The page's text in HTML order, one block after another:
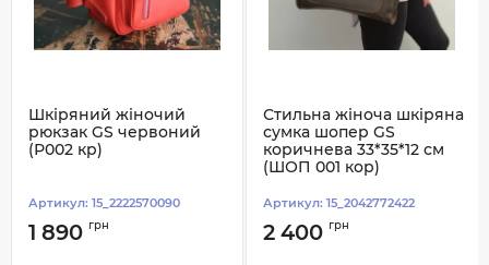
Шкіряний жіночий
рюкзак GS червоний
(Р002 кр)
Артикул: 15_2222570090
1 890 грн
Стильна жіноча шкіряна
сумка шопер GS
коричнева 33*35*12 см
(ШОП 001 кор)
Артикул: 15_2042772422
2 400 грн